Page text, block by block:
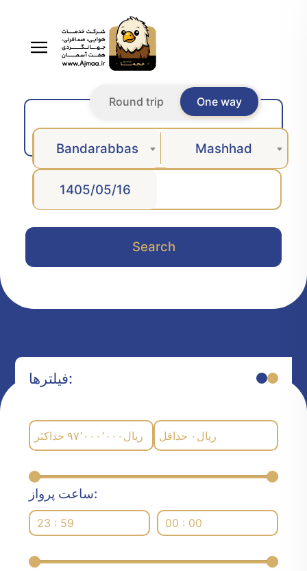
One way
Round trip
Bandarabbas Mashhad
Search
فیلترها:
حداکثر ۹۷٬۰۰۰٬۰۰۰ ریال حداقل ۰ ریال
ساعت پرواز:
23 : 59 00 : 00